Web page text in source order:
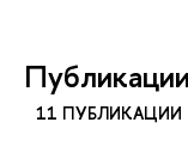
Публикации
11 ПУБЛИКАЦИИ